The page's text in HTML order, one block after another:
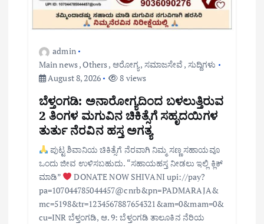
admin
Main news,Others, ಆರೋಗ್ಯ, ಸಮಾಜಸೇವೆ , ಸುದ್ದಿಗಳು
August 8, 2026
8 views
ಬೆಳ್ತಂಗಡಿ: ಅನಾರೋಗ್ಯದಿಂದ ಬಳಲುತ್ತಿರುವ
2 ತಿಂಗಳ ಮಗುವಿನ ಚಿಕಿತ್ಸೆಗೆ ಸಹೃದಯಿಗಳ
ತುರ್ತು ನೆರವಿನ ಹಸ್ತ ಅಗತ್ಯ
ಪುಟ್ಟ ಶಿವಾನಿಯ ಚಿಕಿತ್ಸೆಗೆ ನೆರವಾಗಿ ನಿಮ್ಮ ಸಣ್ಣ ಸಹಾಯವೂ
ಒಂದು ಜೀವ ಉಳಿಸಬಹುದು. “ಸಹಾಯಹಸ್ತ ನೀಡಲು ಇಲ್ಲಿ ಕ್ಲಿಕ್
ಮಾಡಿ”
DONATE NOW SHIVANI upi://pay?
pa=107044785044457@cnrb&pn=PADMARAJA&
mc=5198&tr=1234567887654321&am=0&mam=0&
cu=INR ಬೆಳ್ತಂಗಡಿ, ಆ. 9: ಬೆಳ್ತಂಗಡಿ ತಾಲೂಕಿನ ನೆರಿಯ